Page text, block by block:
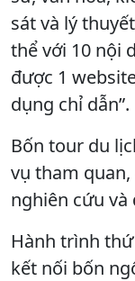
sát và lý
thể với 10 nội
được 1
dụng chỉ dẫn”.
Bốn tour du
vụ tham
nghiên cứu và
Hành trình thứ
kết nối bốn